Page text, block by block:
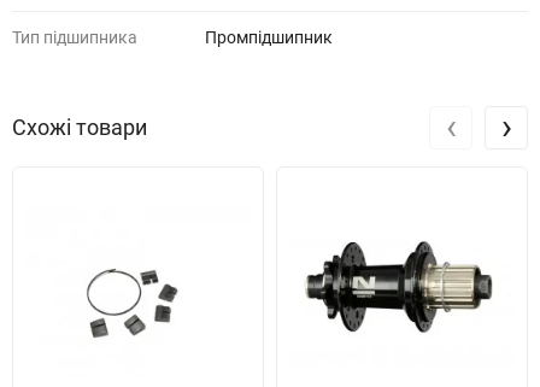
Тип підшипника Промпідшипник
Схожі товари ‹ ›